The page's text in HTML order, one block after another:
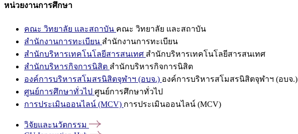
หน่วยงานการศึกษา
คณะ วิทยาลัย และสถาบัน คณะ วิทยาลัย และสถาบัน
สำนักงานการทะเบียน สำนักงานการทะเบียน
สำนักบริหารเทคโนโลยีสารสนเทศ สำนักบริหารเทคโนโลยีสารสนเทศ
สำนักบริหารกิจการนิสิต สำนักบริหารกิจการนิสิต
องค์การบริหารสโมสรนิสิตจุฬาฯ (อบจ.) องค์การบริหารสโมสรนิสิตจุฬาฯ (อบจ.)
ศูนย์การศึกษาทั่วไป ศูนย์การศึกษาทั่วไป
การประเมินออนไลน์ (MCV) การประเมินออนไลน์ (MCV)
วิจัยและนวัตกรรม